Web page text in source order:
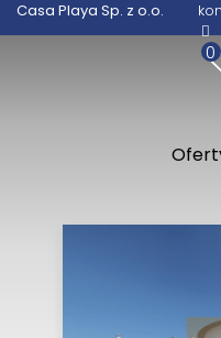
Casa Playa Sp. z o.o.
0
Biuro
Twój dom
+48